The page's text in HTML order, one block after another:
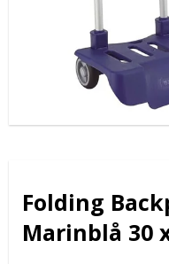
Folding
Marinblå 30